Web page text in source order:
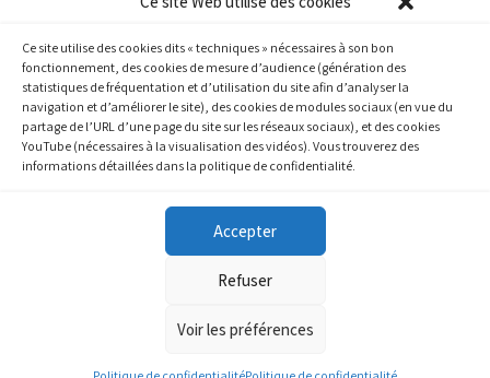
Ce site utilise des cookies dits « techniques » nécessaires à son bon
fonctionnement, des cookies de mesure d’audience (génération des
statistiques de fréquentation et d’utilisation du site afin d’analyser la
navigation et d’améliorer le site), des cookies de modules sociaux (en vue du
partage de l’URL d’une page du site sur les réseaux sociaux), et des cookies
YouTube (nécessaires à la visualisation des vidéos). Vous trouverez des
informations détaillées dans la politique de confidentialité.
Accepter
Refuser
Voir les préférences
Espace Ax.c #464
800 rue du Square-Victoria
Montréal (QC) H3C 0B4